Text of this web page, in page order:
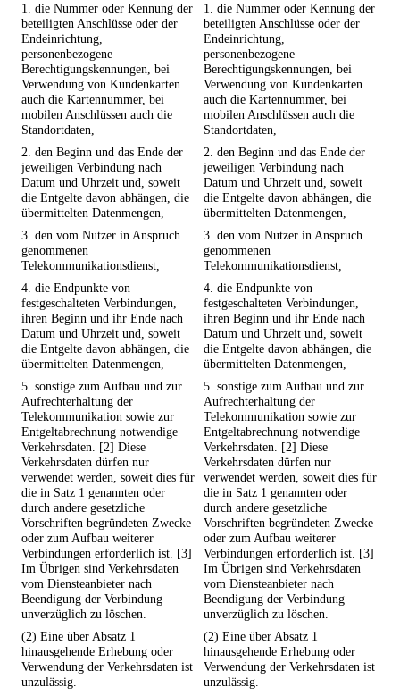
1. die Nummer oder Kennung der
beteiligten Anschlüsse oder der
Endeinrichtung,
personenbezogene
Berechtigungskennungen, bei
Verwendung von Kundenkarten
auch die Kartennummer, bei
mobilen Anschlüssen auch die
Standortdaten,
1. die Nummer oder Kennung der
beteiligten Anschlüsse oder der
Endeinrichtung,
personenbezogene
Berechtigungskennungen, bei
Verwendung von Kundenkarten
auch die Kartennummer, bei
mobilen Anschlüssen auch die
Standortdaten,
2. den Beginn und das Ende der
jeweiligen Verbindung nach
Datum und Uhrzeit und, soweit
die Entgelte davon abhängen, die
übermittelten Datenmengen,
2. den Beginn und das Ende der
jeweiligen Verbindung nach
Datum und Uhrzeit und, soweit
die Entgelte davon abhängen, die
übermittelten Datenmengen,
3. den vom Nutzer in Anspruch
genommenen
Telekommunikationsdienst,
3. den vom Nutzer in Anspruch
genommenen
Telekommunikationsdienst,
4. die Endpunkte von
festgeschalteten Verbindungen,
ihren Beginn und ihr Ende nach
Datum und Uhrzeit und, soweit
die Entgelte davon abhängen, die
übermittelten Datenmengen,
4. die Endpunkte von
festgeschalteten Verbindungen,
ihren Beginn und ihr Ende nach
Datum und Uhrzeit und, soweit
die Entgelte davon abhängen, die
übermittelten Datenmengen,
5. sonstige zum Aufbau und zur
Aufrechterhaltung der
Telekommunikation sowie zur
Entgeltabrechnung notwendige
Verkehrsdaten. [2] Diese
Verkehrsdaten dürfen nur
verwendet werden, soweit dies für
die in Satz 1 genannten oder
durch andere gesetzliche
Vorschriften begründeten Zwecke
oder zum Aufbau weiterer
Verbindungen erforderlich ist. [3]
Im Übrigen sind Verkehrsdaten
vom Diensteanbieter nach
Beendigung der Verbindung
unverzüglich zu löschen.
5. sonstige zum Aufbau und zur
Aufrechterhaltung der
Telekommunikation sowie zur
Entgeltabrechnung notwendige
Verkehrsdaten. [2] Diese
Verkehrsdaten dürfen nur
verwendet werden, soweit dies für
die in Satz 1 genannten oder
durch andere gesetzliche
Vorschriften begründeten Zwecke
oder zum Aufbau weiterer
Verbindungen erforderlich ist. [3]
Im Übrigen sind Verkehrsdaten
vom Diensteanbieter nach
Beendigung der Verbindung
unverzüglich zu löschen.
(2) Eine über Absatz 1
hinausgehende Erhebung oder
Verwendung der Verkehrsdaten ist
unzulässig.
(2) Eine über Absatz 1
hinausgehende Erhebung oder
Verwendung der Verkehrsdaten ist
unzulässig.